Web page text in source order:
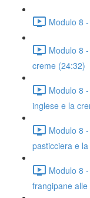
Modulo 8
Modulo 8
creme (24:32)
Modulo 8
inglese e la
Modulo 8
pasticciera e
Modulo 8
frangipane